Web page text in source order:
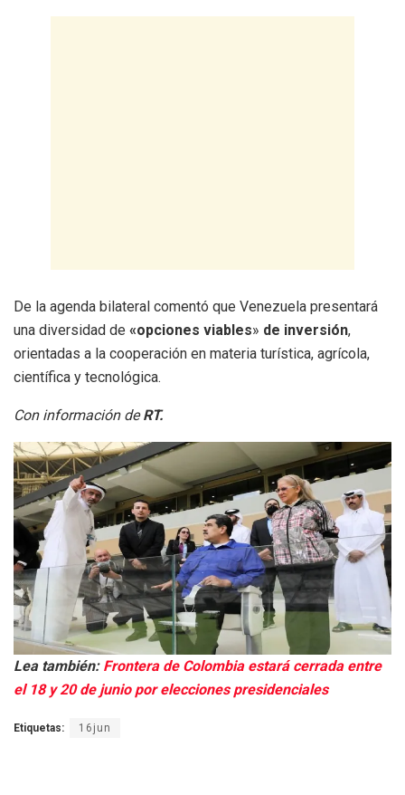
De la agenda bilateral comentó que Venezuela presentará
una diversidad de «opciones viables» de inversión,
orientadas a la cooperación en materia turística, agrícola,
científica y tecnológica.
Con información deRT.
Lea también:Frontera de Colombia estará cerrada entre
el 18 y 20 de junio por elecciones presidenciales
Etiquetas: 16jun